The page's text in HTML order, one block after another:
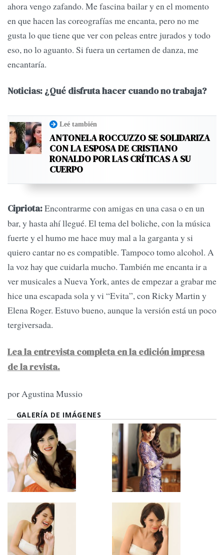
ahora vengo zafando. Me fascina bailar y en el momento
en que hacen las coreografías me encanta, pero no me
gusta lo que tiene que ver con peleas entre jurados y todo
eso, no lo aguanto. Si fuera un certamen de danza, me
encantaría.
Noticias: ¿Qué disfruta hacer cuando no trabaja?
Leé también
ANTONELA ROCCUZZO SE SOLIDARIZA
CON LA ESPOSA DE CRISTIANO
RONALDO POR LAS CRÍTICAS A SU
CUERPO
Cipriota:Encontrarme con amigas en una casa o en un
bar, y hasta ahí llegué. El tema del boliche, con la música
fuerte y el humo me hace muy mal a la garganta y si
quiero cantar no es compatible. Tampoco tomo alcohol. A
la voz hay que cuidarla mucho. También me encanta ir a
ver musicales a Nueva York, antes de empezar a grabar me
hice una escapada sola y vi “Evita”, con Ricky Martin y
Elena Roger. Estuvo bueno, aunque la versión está un poco
tergiversada.
Lea la entrevista completa en la edición impresa
de la revista.
por Agustina Mussio
GALERÍA DE IMÁGENES